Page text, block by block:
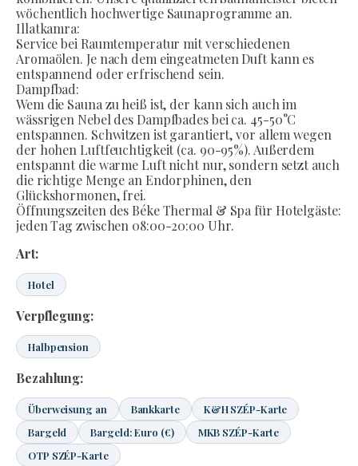
wöchentlich hochwertige Saunaprogramme an.
Illatkamra:
Service bei Raumtemperatur mit verschiedenen
Aromaölen. Je nach dem eingeatmeten Duft kann es
entspannend oder erfrischend sein.
Dampfbad:
Wem die Sauna zu heiß ist, der kann sich auch im
wässrigen Nebel des Dampfbades bei ca. 45-50°C
entspannen. Schwitzen ist garantiert, vor allem wegen
der hohen Luftfeuchtigkeit (ca. 90-95%). Außerdem
entspannt die warme Luft nicht nur, sondern setzt auch
die richtige Menge an Endorphinen, den
Glückshormonen, frei.
Öffnungszeiten des Béke Thermal & Spa für Hotelgäste:
jeden Tag zwischen 08:00-20:00 Uhr.
Art:
Hotel
Verpflegung:
Halbpension
Bezahlung:
Überweisung an Bankkarte
K&H SZÉP-Karte
Bargeld
Bargeld: Euro (€)
MKB SZÉP-Karte
OTP SZÉP-Karte